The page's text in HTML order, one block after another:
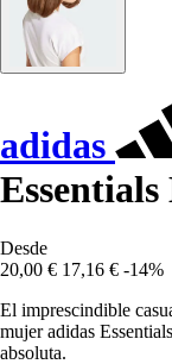
adidas
Desde
20,00 € 17,16 € -14%
El imprescindible
mujer adidas
absoluta.